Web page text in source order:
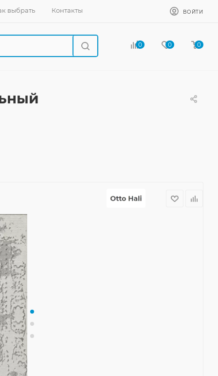
выбрать Контакты ВОЙТИ
0 0 0